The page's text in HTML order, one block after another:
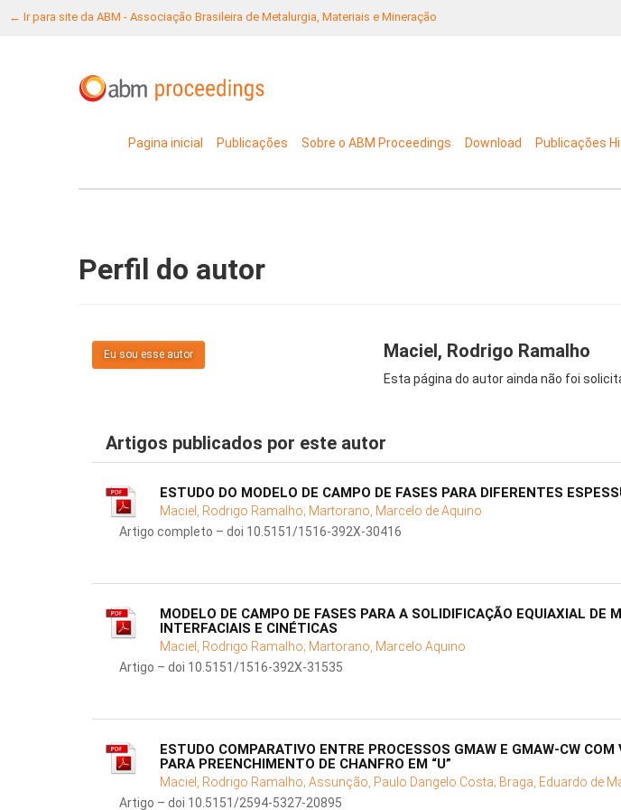
← Ir para site da ABM - Associação Brasileira de Metalurgia, Materiais e Mineração
Pagina inicial Publicações Sobre o ABM Proceedings Download Publicações
Perfil do autor
Eu sou esse autor Maciel, Rodrigo Ramalho
Esta página do autor ainda não foi
Artigos publicados por este autor
ESTUDO DO MODELO DE CAMPO DE FASES PARA DIFERENTES
Maciel, Rodrigo Ramalho; Martorano, Marcelo de Aquino
Artigo completo – doi 10.5151/1516-392X-30416
MODELO DE CAMPO DE FASES PARA A SOLIDIFICAÇÃO EQUIAXIAL DE
INTERFACIAIS E CINÉTICAS
Maciel, Rodrigo Ramalho; Martorano, Marcelo Aquino
Artigo – doi 10.5151/1516-392X-31535
ESTUDO COMPARATIVO ENTRE PROCESSOS GMAW E GMAW-CW
PARA PREENCHIMENTO DE CHANFRO EM “U”
Maciel, Rodrigo Ramalho; Assunção, Paulo Dangelo Costa; Braga, Eduardo de
Artigo – doi 10.5151/2594-5327-20895